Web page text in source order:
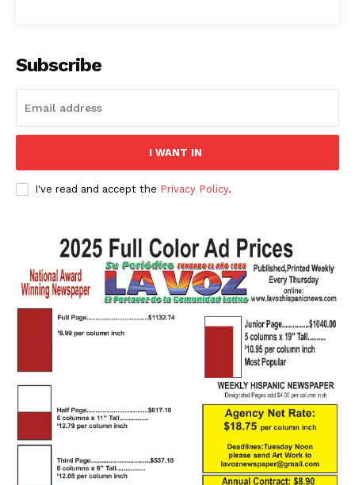
Subscribe
I WANT IN
I've read and accept the Privacy Policy.